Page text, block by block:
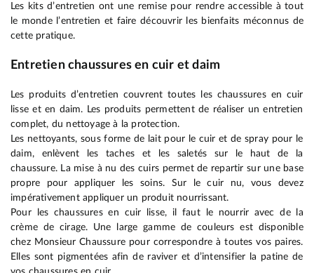
Les kits d’entretien ont une remise pour rendre accessible à tout
le monde l’entretien et faire découvrir les bienfaits méconnus de
cette pratique.
Entretien chaussures en cuir et daim
Les produits d’entretien couvrent toutes les chaussures en cuir
lisse et en daim. Les produits permettent de réaliser un entretien
complet, du nettoyage à la protection.
Les nettoyants, sous forme de lait pour le cuir et de spray pour le
daim, enlèvent les taches et les saletés sur le haut de la
chaussure. La mise à nu des cuirs permet de repartir sur une base
propre pour appliquer les soins. Sur le cuir nu, vous devez
impérativement appliquer un produit nourrissant.
Pour les chaussures en cuir lisse, il faut le nourrir avec de la
crème de cirage. Une large gamme de couleurs est disponible
chez Monsieur Chaussure pour correspondre à toutes vos paires.
Elles sont pigmentées afin de raviver et d’intensifier la patine de